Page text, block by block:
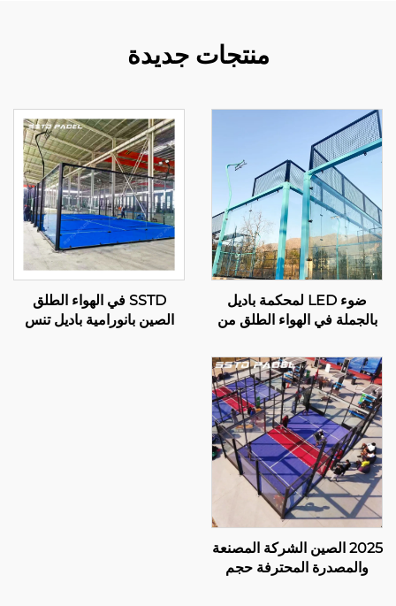
منتجات جديدة
ضوء LED لمحكمة باديل
بالجملة في الهواء الطلق من
الساخن عرض كامل بانورامي
لمحكمة باديل 001-1
SSTD في الهواء الطلق
الصين بانورامية باديل تنس
2025 الصين الشركة المصنعة
والمصدرة المحترفة حجم